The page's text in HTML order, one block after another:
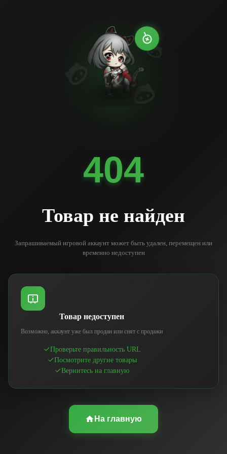
404
Товар не найден
Запрашиваемый игровой аккаунт может быть удален, перемещен или
временно недоступен
Товар недоступен
Возможно, аккаунт уже был продан или снят с продажи
Проверьте правильность URL
Посмотрите другие товары
Вернитесь на главную
На главную